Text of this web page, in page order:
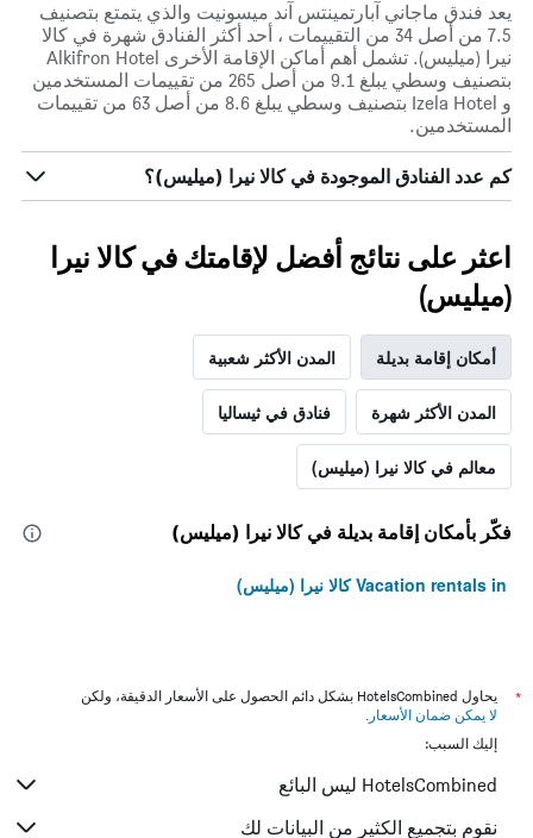
يعد فندق ماجاني آبارتمينتس آند ميسونيت والذي يتمتع بتصنيف
7.5 من أصل 34 من التقييمات ، أحد أكثر الفنادق شهرة في كالا
نيرا (ميليس). تشمل أهم أماكن الإقامة الأخرى Alkifron Hotel
بتصنيف وسطي يبلغ 9.1 من أصل 265 من تقييمات المستخدمين
و Izela Hotel بتصنيف وسطي يبلغ 8.6 من أصل 63 من تقييمات
المستخدمين.
كم عدد الفنادق الموجودة في كالا نيرا (ميليس)؟
اعثر على نتائج أفضل لإقامتك في كالا نيرا
(ميليس)
أمكان إقامة بديلة المدن الأكثر شعبية
المدن الأكثر شهرة فنادق في ثيساليا
معالم في كالا نيرا (ميليس)
فكّر بأمكان إقامة بديلة في كالا نيرا (ميليس)
Vacation rentals in كالا نيرا (ميليس)
*
يحاول HotelsCombined بشكل دائم الحصول على الأسعار الدقيقة، ولكن
لا يمكن ضمان الأسعار .
إليك السبب:
HotelsCombined ليس البائع
نقوم بتجميع الكثير من البيانات لك